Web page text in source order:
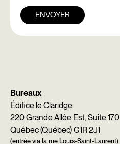
ENVOYER
Bureaux
Édifice le Claridge
220 Grande Allée Est, Suite 170
Québec (Québec) G1R 2J1
(entrée via la rue Louis-Saint-Laurent)